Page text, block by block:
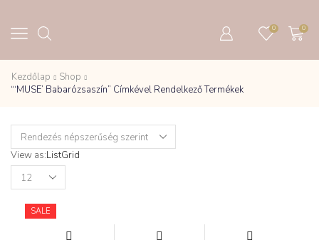
0 0
Kezdőlap
Shop
“‘MUSE’ Babarózsaszín” Címkével Rendelkező Termékek
View as:ListGrid
Products
per
SALE